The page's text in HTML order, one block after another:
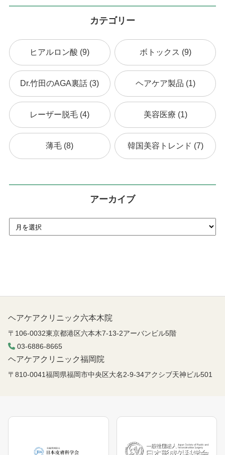
カテゴリー
ヒアルロン酸 (9) ボトックス (9)
Dr.竹田のAGA裏話 (3) ヘアケア製品 (1)
レーザー脱毛 (4) 美容医療 (1)
薄毛 (8) 韓国美容トレンド (7)
アーカイブ
ヘアケアクリニック六本木院
〒106-0032東京都港区六本木7-13-2アーバンビル5階
03-6886-8665
ヘアケアクリニック福岡院
〒810-0041福岡県福岡市中央区大名2-9-34アクシブ天神ビル501